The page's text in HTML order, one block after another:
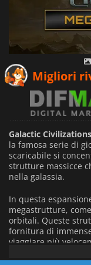
Migliori
Galactic
la famosa serie di
scaricabile si
strutture massicce
nella galassia.
In questa
megastrutture,
orbitali. Queste
fornitura di
viaggiare più
di queste